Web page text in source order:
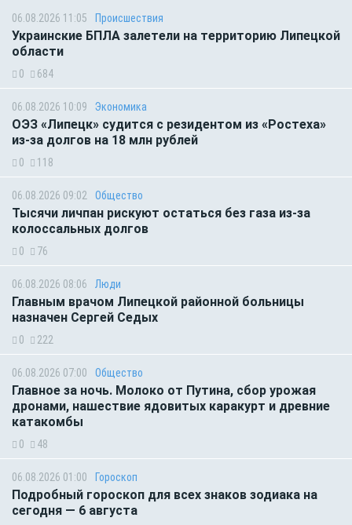
06.08.2026 11:05 Происшествия
Украинские БПЛА залетели на территорию Липецкой
области
0 684
06.08.2026 10:09 Экономика
ОЭЗ «Липецк» судится с резидентом из «Ростеха»
из-за долгов на 18 млн рублей
0 118
06.08.2026 09:02 Общество
Тысячи личпан рискуют остаться без газа из-за
колоссальных долгов
0 76
06.08.2026 08:06 Люди
Главным врачом Липецкой районной больницы
назначен Сергей Седых
0 222
06.08.2026 07:00 Общество
Главное за ночь. Молоко от Путина, сбор урожая
дронами, нашествие ядовитых каракурт и древние
катакомбы
0 48
06.08.2026 01:00 Гороскоп
Подробный гороскоп для всех знаков зодиака на
сегодня — 6 августа